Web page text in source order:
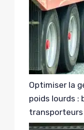
Optimiser la
poids lourds :
transporteurs